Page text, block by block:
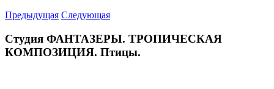
Предыдущая Следующая
Студия ФАНТАЗЕРЫ. ТРОПИЧЕСКАЯ
КОМПОЗИЦИЯ. Птицы.